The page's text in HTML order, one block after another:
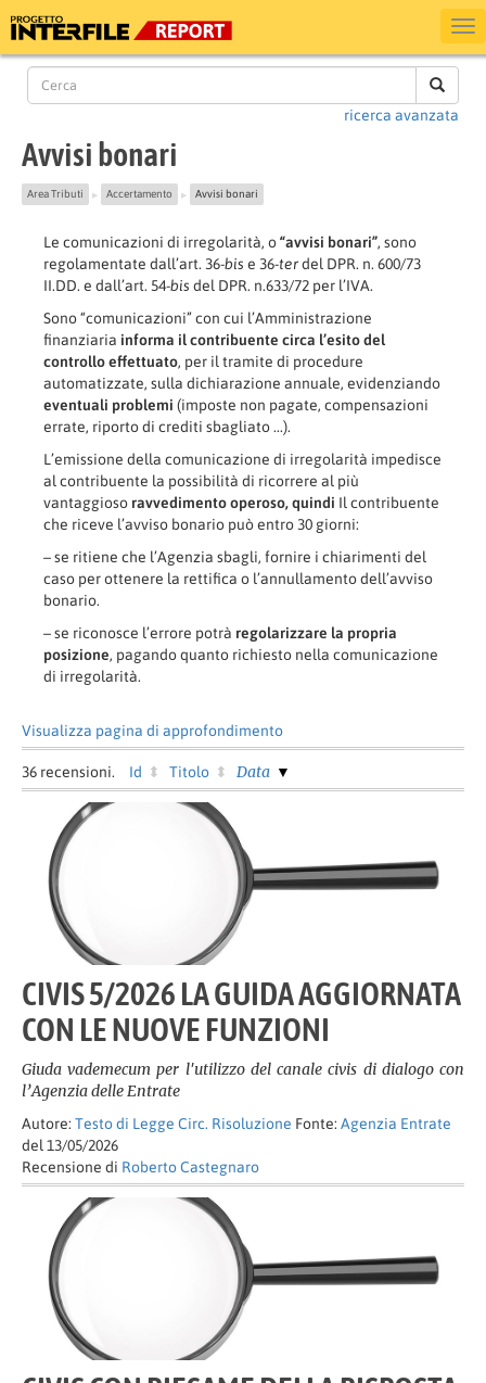
ricerca avanzata
Avvisi bonari
Area Tributi ▶ Accertamento ▶ Avvisi bonari
Le comunicazioni di irregolarità, o“avvisi bonari”, sono
regolamentate dall’art. 36-bis e 36-terdel DPR. n. 600/73
II.DD. e dall’art. 54-bis del DPR. n.633/72 per l’IVA.
Sono “comunicazioni” con cui l’Amministrazione
finanziaria informa il contribuente circa l’esito del
controllo effettuato, per il tramite di procedure
automatizzate, sulla dichiarazione annuale, evidenziando
eventuali problemi (imposte non pagate, compensazioni
errate, riporto di crediti sbagliato ...).
L’emissione della comunicazione di irregolarità impedisce
al contribuente la possibilità di ricorrere al più
vantaggioso ravvedimento operoso,quindi Il contribuente
che riceve l’avviso bonario può entro 30 giorni:
– se ritiene che l’Agenzia sbagli, fornire i chiarimenti del
caso per ottenere la rettifica o l’annullamento dell’avviso
bonario.
– se riconosce l’errore potrà regolarizzare la propria
posizione, pagando quanto richiesto nella comunicazione
di irregolarità.
Visualizza pagina di approfondimento
36 recensioni. Id Titolo Data
CIVIS 5/2026 LA GUIDA AGGIORNATA
CON LE NUOVE FUNZIONI
Giuda vademecum per l'utilizzo del canale civis di dialogo con
l’Agenzia delle Entrate
Autore: Testo di Legge Circ. Risoluzione Fonte: Agenzia Entrate
del 13/05/2026
Recensione di Roberto Castegnaro